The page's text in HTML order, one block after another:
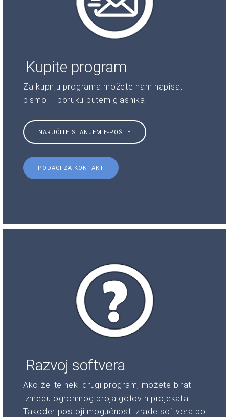
Kupite program
Za kupnju programa možete nam napisati
pismo ili poruku putem glasnika
NARUČITE SLANJEM E-POŠTE
PODACI ZA KONTAKT
Razvoj softvera
Ako želite neki drugi program, možete birati
između ogromnog broja gotovih projekata.
Također postoji mogućnost izrade softvera po